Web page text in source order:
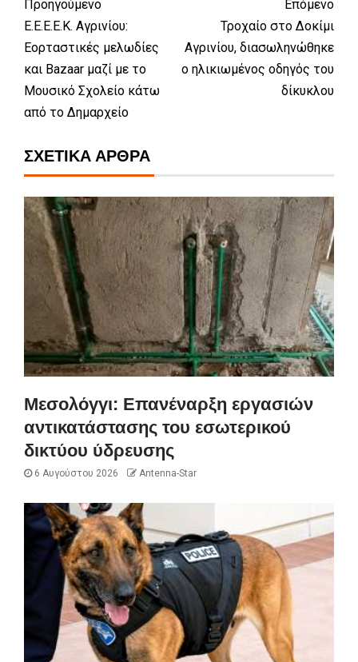
Προηγούμενο
Ε.Ε.Ε.Ε.Κ. Αγρινίου:
Εορταστικές μελωδίες
και Bazaar μαζί με το
Μουσικό Σχολείο κάτω
από το Δημαρχείο
Επόμενο
Τροχαίο στο Δοκίμι
Αγρινίου, διασωληνώθηκε
ο ηλικιωμένος οδηγός του
δίκυκλου
ΣΧΕΤΙΚΆ ΆΡΘΡΑ
Μεσολόγγι: Επανέναρξη εργασιών
αντικατάστασης του εσωτερικού
δικτύου ύδρευσης
6 Αυγούστου 2026 Antenna-Star